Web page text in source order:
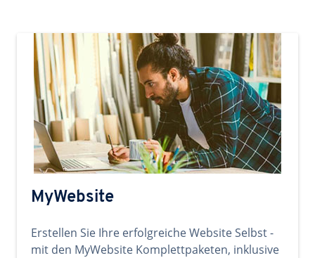
MyWebsite
Erstellen Sie Ihre erfolgreiche Website Selbst -
mit den MyWebsite Komplettpaketen, inklusive